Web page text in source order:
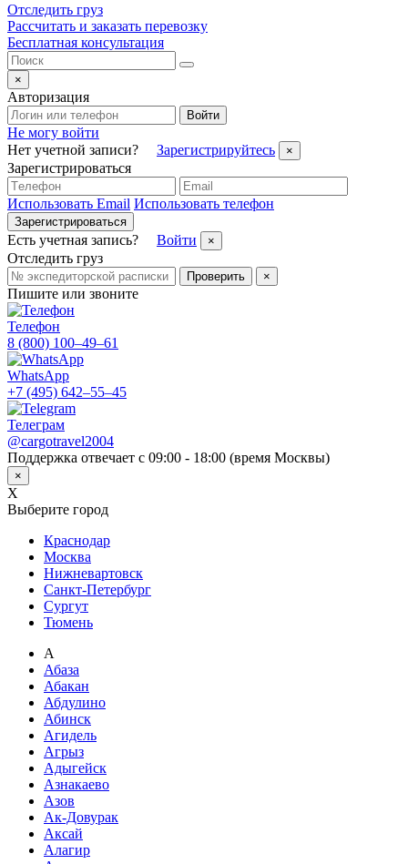
Отследить груз
Рассчитать и заказать перевозку
Бесплатная консультация
×
Авторизация
Войти
Не могу войти
Нет учетной записи?
Зарегистрируйтесь ×
Зарегистрироваться
Использовать Email Использовать телефон
Зарегистрироваться
Есть учетная запись? Войти ×
Отследить груз
Проверить ×
Пишите или звоните
Телефон
8 (800) 100–49–61
WhatsApp
+7 (495) 642–55–45
Телеграм
@cargotravel2004
Поддержка отвечает с 09:00 - 18:00 (время Москвы)
×
X
Выберите город
Краснодар
Москва
Нижневартовск
Санкт-Петербург
Сургут
Тюмень
А
Абаза
Абакан
Абдулино
Абинск
Агидель
Агрыз
Адыгейск
Азнакаево
Азов
Ак-Довурак
Аксай
Алагир